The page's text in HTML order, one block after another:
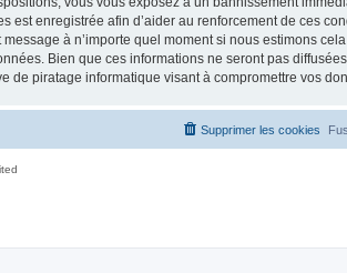
est enregistrée afin d’aider au renforcement de ces
à n’importe quel moment si nous estimons
Bien que ces informations ne seront pas
de piratage informatique visant à compromettre vos
Supprimer les cookies